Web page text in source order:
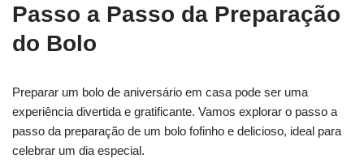
Passo a Passo da Preparação
do Bolo
Preparar um bolo de aniversário em casa pode ser uma
experiência divertida e gratificante. Vamos explorar o passo a
passo da preparação de um bolo fofinho e delicioso, ideal para
celebrar um dia especial.